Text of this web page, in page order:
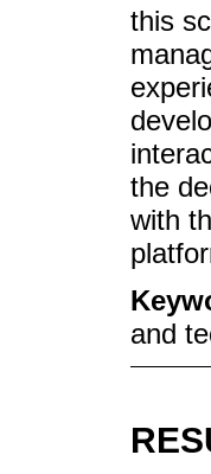
this
the
with
and